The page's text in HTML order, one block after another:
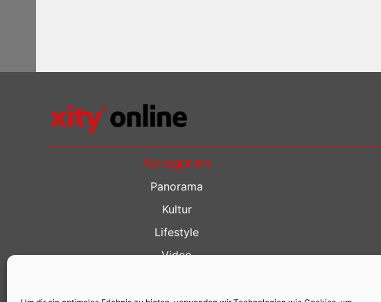
Kategorien
Panorama
Kultur
Lifestyle
Video